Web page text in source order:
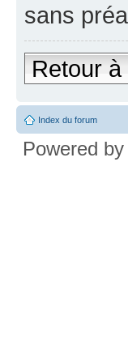
sans
Retour
Index du forum
Powered by